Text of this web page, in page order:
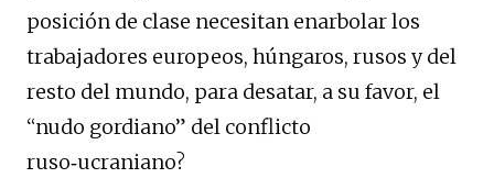
posición de clase necesitan enarbolar los
trabajadores europeos, húngaros, rusos y del
resto del mundo, para desatar, a su favor, el
“nudo gordiano” del conflicto
ruso‑ucraniano?